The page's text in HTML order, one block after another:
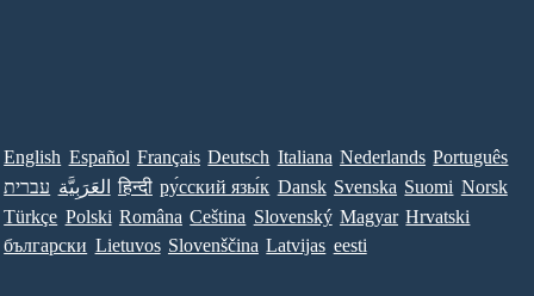
English Español Français Deutsch Italiana Nederlands Português
עברית العَرَبِيَّة हिन्दी ру́сский язы́к Dansk Svenska Suomi Norsk
Türkçe Polski Româna Ceština Slovenský Magyar Hrvatski
български Lietuvos Slovenščina Latvijas eesti